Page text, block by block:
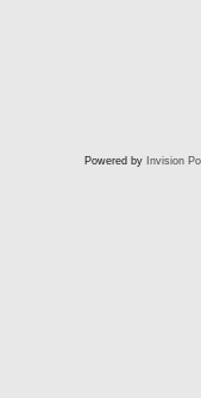
Powered by Invision